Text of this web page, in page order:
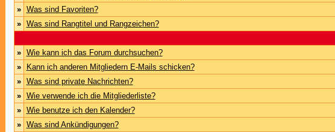
»
Was sind Favoriten?
»
Was sind Rangtitel und Rangzeichen?
»
Wie kann ich das Forum durchsuchen?
»
Kann ich anderen Mitgliedern E-Mails schicken?
»
Was sind private Nachrichten?
»
Wie verwende ich die Mitgliederliste?
»
Wie benutze ich den Kalender?
»
Was sind Ankündigungen?